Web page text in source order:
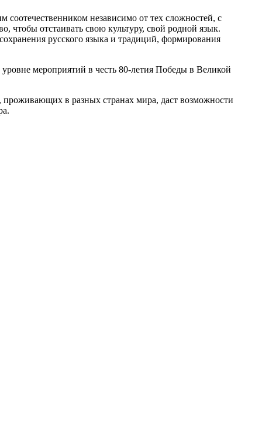
соотечественником независимо от тех сложностей, с
чтобы отстаивать свою культуру, свой родной язык.
русского языка и традиций, формирования
мероприятий в честь 80-летия Победы в Великой
в разных странах мира, даст возможности